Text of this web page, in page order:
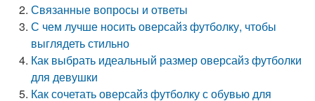
Связанные вопросы и ответы
С чем лучше носить оверсайз футболку, чтобы
выглядеть стильно
Как выбрать идеальный размер оверсайз футболки
для девушки
Как сочетать оверсайз футболку с обувью для